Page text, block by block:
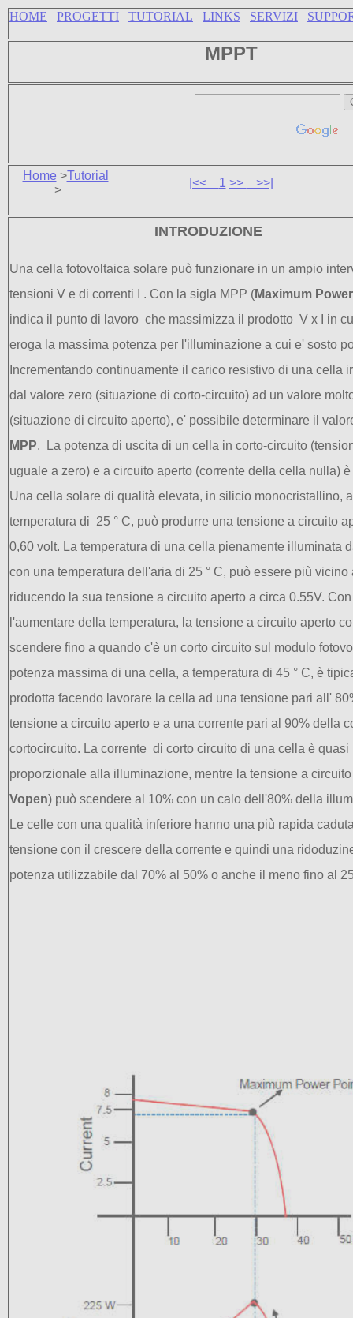
HOME PROGETTI TUTORIAL LINKS SERVIZI
MPPT
Home >Tutorial
>
|<< 1 >> >>|
INTRODUZIONE
Una cella fotovoltaica solare può funzionare in un ampio
tensioni V e di correnti . Con la sigla MPP (Maximum
indica il punto di lavoro che massimizza il prodotto V x I in
eroga la massima potenza per l'illuminazione a cui e' sosto
Incrementando continuamente il carico resistivo di una cella
dal valore zero (situazione di corto-circuito) ad un valore
(situazione di circuito aperto), e' possibile determinare il
MPP. La potenza di uscita di un cella in corto-circuito (
uguale a zero) e a circuito aperto (corrente della cella nulla) è
Una cella solare di qualità elevata, in silicio monocristallino,
temperatura di 25 ° C, può produrre una tensione a circuito
0,60 volt. La temperatura di una cella pienamente illuminata
con una temperatura dell'aria di 25 ° C, può essere più vicino
riducendo la sua tensione a circuito aperto a circa 0.55V. Con
l'aumentare della temperatura, la tensione a circuito aperto
scendere fino a quando c'è un corto circuito sul modulo
potenza massima di una cella, a temperatura di 45 ° C, è
prodotta facendo lavorare la cella ad una tensione pari all' 80
tensione a circuito aperto e a una corrente pari al 90% della
cortocircuito. La corrente di corto circuito di una cella è quasi
proporzionale alla illuminazione, mentre la tensione a
Vopen) può scendere al 10% con un calo dell'80% della i
Le celle con una qualità inferiore hanno una più rapida
tensione con il crescere della corrente e quindi una
potenza utilizzabile dal 70% al 50% o anche il meno fino al